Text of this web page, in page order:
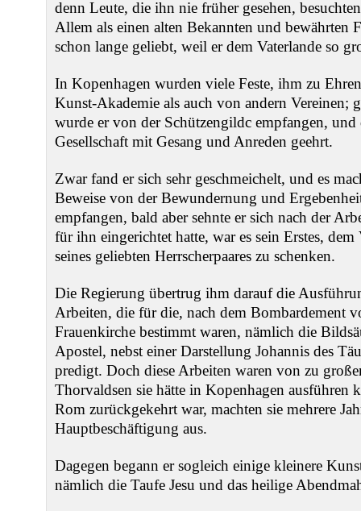
denn Leute, die ihn nie früher gesehen,
Allem als einen alten Bekannten und bewährten
schon lange geliebt, weil er dem Vaterlande so
In Kopenhagen wurden viele Feste, ihm zu
Kunst-Akademie als auch von andern Vereinen;
wurde er von der Schützengildc empfangen,
Gesellschaft mit Gesang und Anreden geehrt.
Zwar fand er sich sehr geschmeichelt, und es
Beweise von der Bewundernung und
empfangen, bald aber sehnte er sich nach der
für ihn eingerichtet hatte, war es sein Erstes,
seines geliebten Herrscherpaares zu schenken.
Die Regierung übertrug ihm darauf die
Arbeiten, die für die, nach dem Bombardement
Frauenkirche bestimmt waren, nämlich die
Apostel, nebst einer Darstellung Johannis des
predigt. Doch diese Arbeiten waren von zu
Thorvaldsen sie hätte in Kopenhagen ausführen
Rom zurückgekehrt war, machten sie mehrere
Hauptbeschäftigung aus.
Dagegen begann er sogleich einige kleinere
nämlich die Taufe Jesu und das heilige